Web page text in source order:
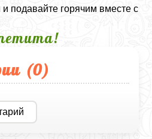
подавайте горячим вместе с
(0)